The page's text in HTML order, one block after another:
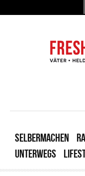
SELBERMACHEN
UNTERWEGS